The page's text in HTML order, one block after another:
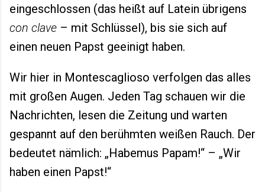
eingeschlossen (das heißt auf Latein übrigens
con clave – mit Schlüssel), bis sie sich auf
einen neuen Papst geeinigt haben.
Wir hier in Montescaglioso verfolgen das alles
mit großen Augen. Jeden Tag schauen wir die
Nachrichten, lesen die Zeitung und warten
gespannt auf den berühmten weißen Rauch. Der
bedeutet nämlich: „Habemus Papam!“ – „Wir
haben einen Papst!“